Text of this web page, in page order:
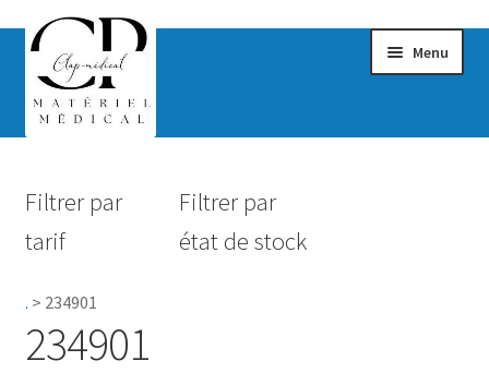
Menu
Hygiène
Filtrer par
tarif
Filtrer par
état de stock
. > 234901
234901